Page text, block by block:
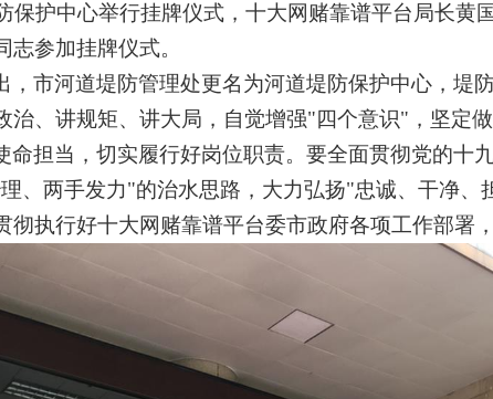
保护中心举行挂牌仪式，十大网赌靠谱平台局长黄
参加挂牌仪式。
，市河道堤防管理处更名为河道堤防保护中心，堤
治、讲规矩、讲大局，自觉增强"四个意识"，坚定
命担当，切实履行好岗位职责。要全面贯彻党的十
、两手发力"的治水思路，大力弘扬"忠诚、干净、
执行好十大网赌靠谱平台委市政府各项工作部署